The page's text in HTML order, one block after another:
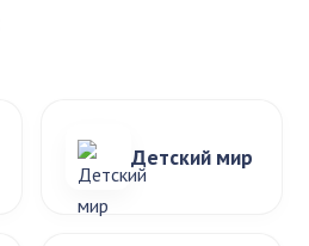
Детский мир